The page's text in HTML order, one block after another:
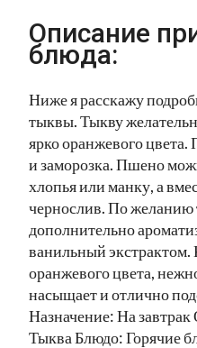
Описание
блюда:
Ниже я расскажу
тыквы. Тыкву
ярко оранжевого цвета.
и заморозка. Пшено
хлопья или манку, а
чернослив. По
дополнительно
ванильный экстрактом.
оранжевого цвета,
насыщает и отлично
Назначение: На
Тыква Блюдо: Горячие